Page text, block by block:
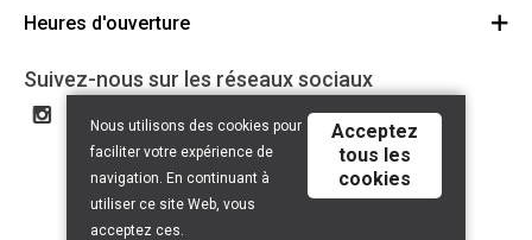
1500 Halle
32(0)2.361.77.61
BE 0886.319.484
Offres d'emploi
Partenaires
Certificat bio
Droit de rétractation
Heures d'ouverture
Lundi: Fermé
Mardi: 09:00 - 17:00
Mercredi: 09:00 - 17:00
Jeudi: 09:00 - 17:00
Vendredi: 09:00 - 17:00
Suivez-nous sur les réseaux sociaux
Nous utilisons des cookies pour
faciliter votre expérience de
navigation. En continuant à
utiliser ce site Web, vous
acceptez ces.
Acceptez
tous les
cookies